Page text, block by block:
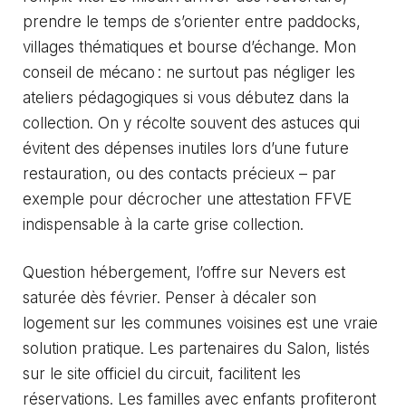
prendre le temps de s’orienter entre paddocks,
villages thématiques et bourse d’échange. Mon
conseil de mécano : ne surtout pas négliger les
ateliers pédagogiques si vous débutez dans la
collection. On y récolte souvent des astuces qui
évitent des dépenses inutiles lors d’une future
restauration, ou des contacts précieux – par
exemple pour décrocher une attestation FFVE
indispensable à la carte grise collection.
Question hébergement, l’offre sur Nevers est
saturée dès février. Penser à décaler son
logement sur les communes voisines est une vraie
solution pratique. Les partenaires du Salon, listés
sur le site officiel du circuit, facilitent les
réservations. Les familles avec enfants profiteront